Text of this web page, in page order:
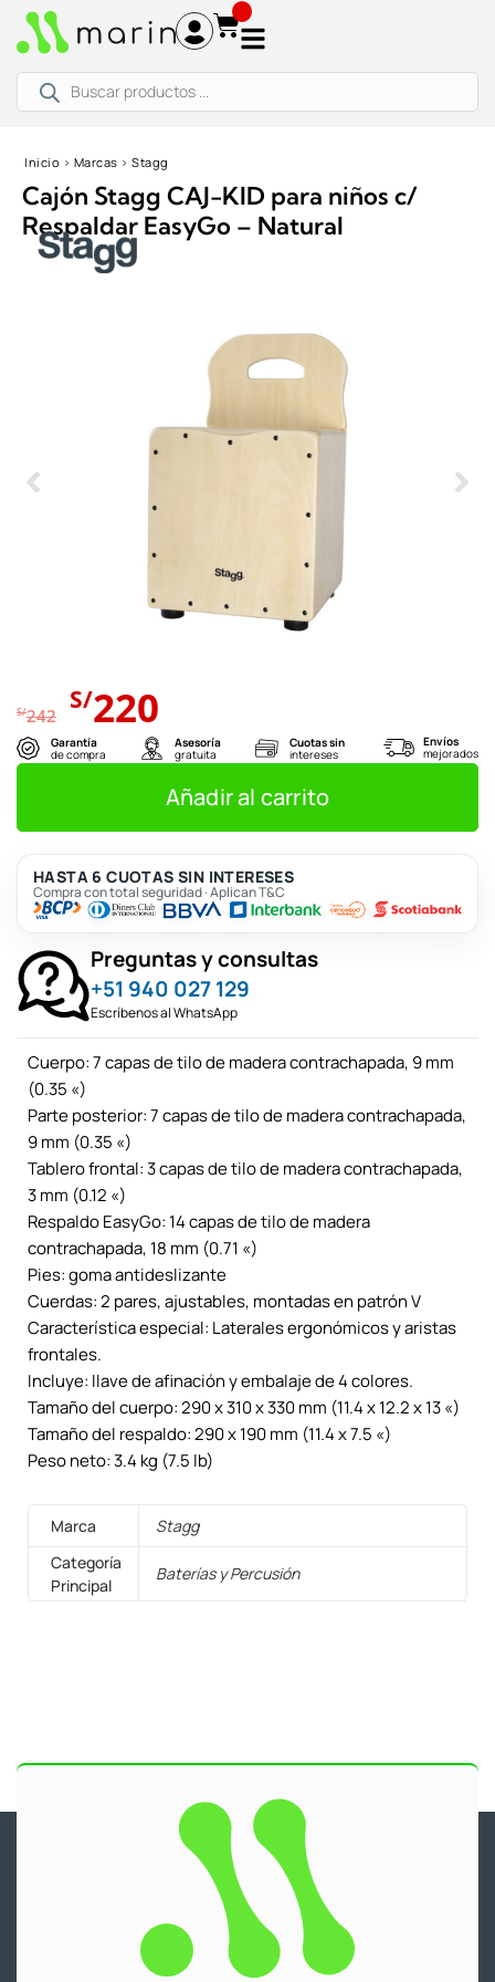
productos
Inicio › Marcas › Stagg
Cajón Stagg CAJ-KID para niños c/
Respaldar EasyGo – Natural
S/242 El
precio
original
era:
S/242.
S/220 precio
actual
es:
S/220.
Garantía
de compra
Asesoría
gratuita
Cuotas sin
intereses
Envíos
mejorados
Añadir al carrito
HASTA 6 CUOTAS SIN INTERESES
Compra con total seguridad · Aplican T&C
Preguntas y consultas
+51 940 027 129
Escríbenos al WhatsApp
Cuerpo: 7 capas de tilo de madera contrachapada, 9 mm
(0.35 «)
Parte posterior: 7 capas de tilo de madera contrachapada,
9 mm (0.35 «)
Tablero frontal: 3 capas de tilo de madera contrachapada,
3 mm (0.12 «)
Respaldo EasyGo: 14 capas de tilo de madera
contrachapada, 18 mm (0.71 «)
Pies: goma antideslizante
Cuerdas: 2 pares, ajustables, montadas en patrón V
Característica especial: Laterales ergonómicos y aristas
frontales.
Incluye: llave de afinación y embalaje de 4 colores.
Tamaño del cuerpo: 290 x 310 x 330 mm (11.4 x 12.2 x 13 «)
Tamaño del respaldo: 290 x 190 mm (11.4 x 7.5 «)
Peso neto: 3.4 kg (7.5 lb)
Marca
Stagg
Categoría
Principal
Baterías y Percusión